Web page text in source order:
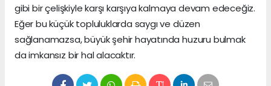
gibi bir çelişkiyle karşı karşıya kalmaya devam edeceğiz.
Eğer bu küçük topluluklarda saygı ve düzen
sağlanamazsa, büyük şehir hayatında huzuru bulmak
da imkansız bir hal alacaktır.